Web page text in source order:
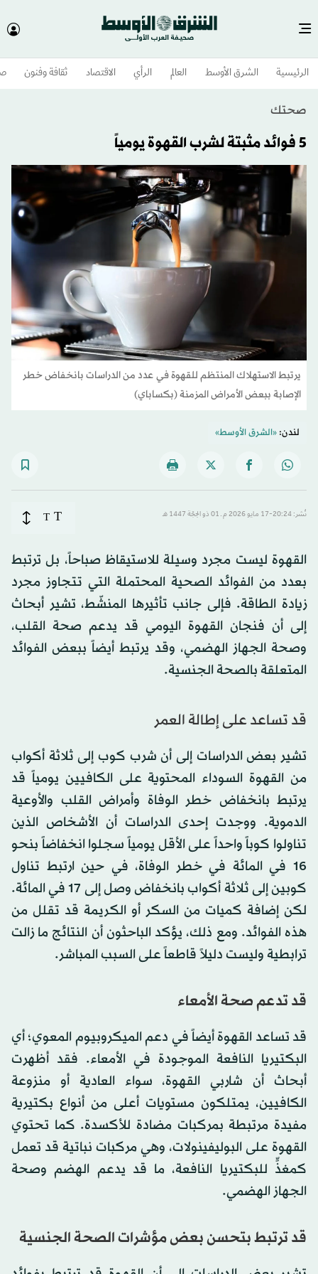
الرئيسية الشرق الأوسط​ العالم الرأي الاقتصاد ثقافة وفنون
صحتك
5 فوائد مثبتة لشرب القهوة يومياً
يرتبط الاستهلاك المنتظم للقهوة في عدد من الدراسات بانخفاض خطر
الإصابة ببعض الأمراض المزمنة (بكساباي)
لندن:«الشرق الأوسط»
نُشر: 20:24-17 مايو 2026 م ـ 01 ذو الحِجّة 1447 هـ T
T
القهوة ليست مجرد وسيلة للاستيقاظ صباحاً، بل ترتبط
بعدد من الفوائد الصحية المحتملة التي تتجاوز مجرد
زيادة الطاقة. فإلى جانب تأثيرها المنشّط، تشير أبحاث
إلى أن فنجان القهوة اليومي قد يدعم صحة القلب،
وصحة الجهاز الهضمي، وقد يرتبط أيضاً ببعض الفوائد
المتعلقة بالصحة الجنسية.
قد تساعد على إطالة العمر
تشير بعض الدراسات إلى أن شرب كوب إلى ثلاثة أكواب
من القهوة السوداء المحتوية على الكافيين يومياً قد
يرتبط بانخفاض خطر الوفاة وأمراض القلب والأوعية
الدموية. ووجدت إحدى الدراسات أن الأشخاص الذين
تناولوا كوباً واحداً على الأقل يومياً سجلوا انخفاضاً بنحو
16 في المائة في خطر الوفاة، في حين ارتبط تناول
كوبين إلى ثلاثة أكواب بانخفاض وصل إلى 17 في المائة.
لكن إضافة كميات من السكر أو الكريمة قد تقلل من
هذه الفوائد. ومع ذلك، يؤكد الباحثون أن النتائج ما زالت
ترابطية وليست دليلاً قاطعاً على السبب المباشر.
قد تدعم صحة الأمعاء
قد تساعد القهوة أيضاً في دعم الميكروبيوم المعوي؛ أي
البكتيريا النافعة الموجودة في الأمعاء. فقد أظهرت
أبحاث أن شاربي القهوة، سواء العادية أو منزوعة
الكافيين، يمتلكون مستويات أعلى من أنواع بكتيرية
مفيدة مرتبطة بمركبات مضادة للأكسدة. كما تحتوي
القهوة على البوليفينولات، وهي مركبات نباتية قد تعمل
كمغذٍّ للبكتيريا النافعة، ما قد يدعم الهضم وصحة
الجهاز الهضمي.
قد ترتبط بتحسن بعض مؤشرات الصحة الجنسية